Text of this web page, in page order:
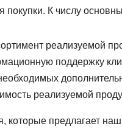
К числу
реализуемой
поддержку
реализуемой
которые предлагает наш